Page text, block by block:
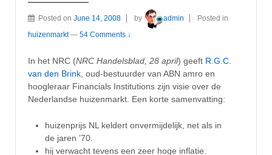
Posted on June 14, 2008 by admin
Posted in
huizenmarkt — 54 Comments ↓
In het NRC (NRC Handelsblad , 28 april) geeft R.G.C.
van den Brink , oud-bestuurder van ABN amro en
hoogleraar Financials Institutions zijn visie over de
Nederlandse huizenmarkt. Een korte samenvatting:
huizenprijs NL keldert onvermijdelijk, net als in
de jaren ’70.
hij verwacht tevens een zeer hoge inflatie.